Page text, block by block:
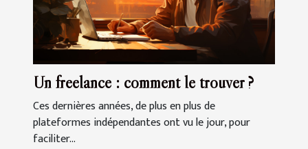
Un freelance : comment le trouver ?
Ces dernières années, de plus en plus de
plateformes indépendantes ont vu le jour, pour
faciliter...